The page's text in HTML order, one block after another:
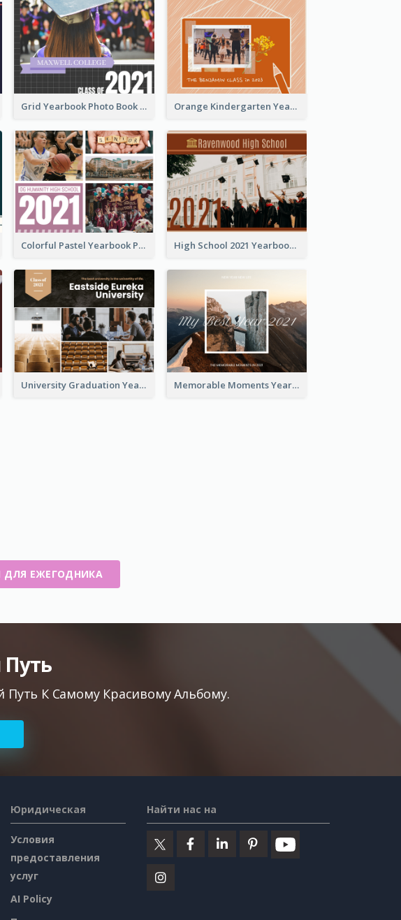
Grid Yearbook Photo Book Orange Kindergarten Yearbook Photo Book
Colorful Pastel Yearbook Photo Book High School 2021 Yearbook Photo Book
University Graduation Yearbook Photo Book Memorable Moments Yearbook Photo Book
ЕЖЕГОДНИКА
К Самому Красивому Альбому.
Юридическая
Условия
предоставления
услуг
AI Policy
Найти нас на